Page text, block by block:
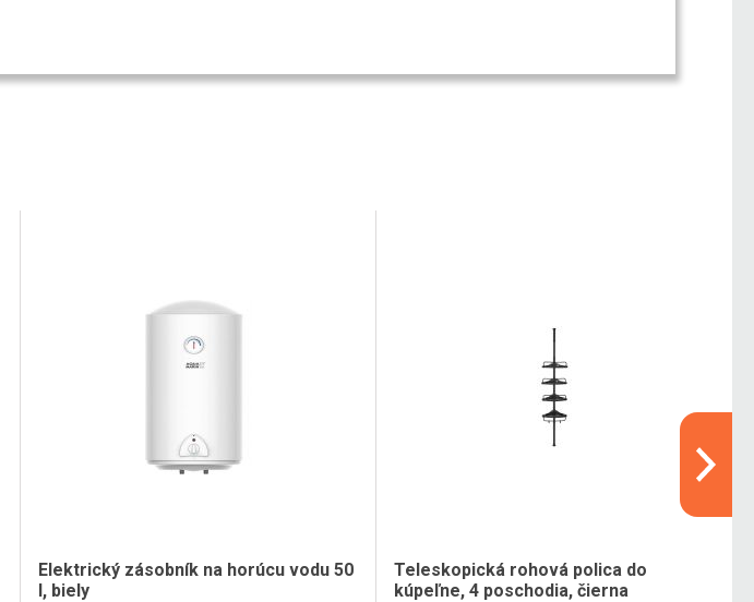
Elektrický zásobník na horúcu vodu 50
l, biely
Teleskopická rohová polica do
kúpeľne, 4 poschodia, čierna